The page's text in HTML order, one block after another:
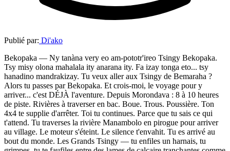
Publié par: Di'ako
Bekopaka — Ny tanàna very eo am-pototr'ireo Tsingy Bekopaka.
Tsy misy olona mahalala ity anarana ity. Fa izay tonga eto... tsy
hanadino mandrakizay. Tu veux aller aux Tsingy de Bemaraha ?
Alors tu passes par Bekopaka. Et crois-moi, le voyage pour y
arriver... c'est DÉJÀ l'aventure. Depuis Morondava : 8 à 10 heures
de piste. Rivières à traverser en bac. Boue. Trous. Poussière. Ton
4x4 te supplie d'arrêter. Toi tu continues. Parce que tu sais ce qui
t'attend. Tu traverses la rivière Manambolo en pirogue pour arriver
au village. Le moteur s'éteint. Le silence t'envahit. Tu es arrivé au
bout du monde. Les Grands Tsingy — tu enfiles un harnais, tu